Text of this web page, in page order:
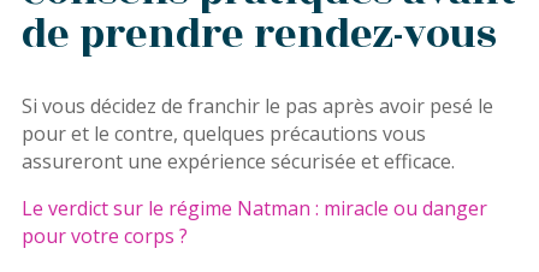
de prendre rendez-vous
Si vous décidez de franchir le pas après avoir pesé le
pour et le contre, quelques précautions vous
assureront une expérience sécurisée et efficace.
Le verdict sur le régime Natman : miracle ou danger
pour votre corps ?